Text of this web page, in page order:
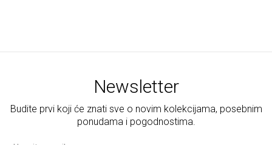
Newsletter
Budite prvi koji će znati sve o novim kolekcijama, posebnim
ponudama i pogodnostima.